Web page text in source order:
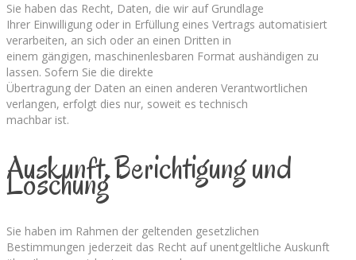
Sie haben das Recht, Daten, die wir auf Grundlage
Ihrer Einwilligung oder in Erfüllung eines Vertrags automatisiert
verarbeiten, an sich oder an einen Dritten in
einem gängigen, maschinenlesbaren Format aushändigen zu
lassen. Sofern Sie die direkte
Übertragung der Daten an einen anderen Verantwortlichen
verlangen, erfolgt dies nur, soweit es technisch
machbar ist.
Auskunft, Berichtigung und
Löschung
Sie haben im Rahmen der geltenden gesetzlichen
Bestimmungen jederzeit das Recht auf unentgeltliche Auskunft